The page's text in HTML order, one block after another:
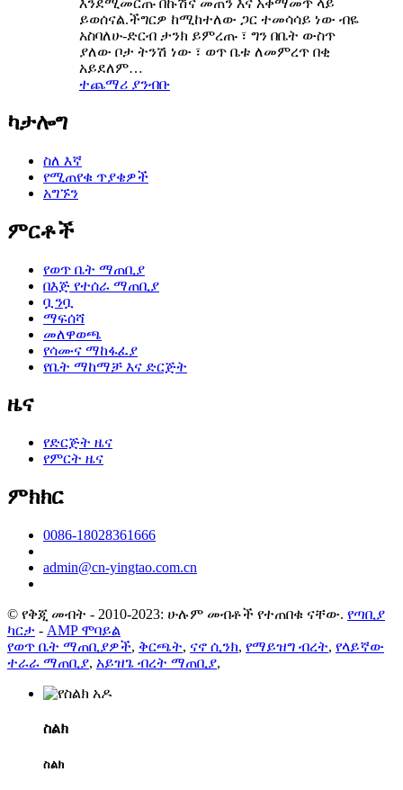
እንደሚመርጡ በኩሽና መጠን እና አቀማመጥ ላይ
ይወሰናል.ችግርዎ ከሚከተለው ጋር ተመሳሳይ ነው ብዬ
አስባለሁ-ድርብ ታንክ ይምረጡ ፣ ግን በቤት ውስጥ
ያለው ቦታ ትንሽ ነው ፣ ወጥ ቤቱ ለመምረጥ በቂ
አይደለም…
ተጨማሪ ያንብቡ
ካታሎግ
ስለ እኛ
የሚጠየቁ ጥያቄዎች
አግኙን
ምርቶች
የወጥ ቤት ማጠቢያ
በእጅ የተሰራ ማጠቢያ
ቧንቧ
ማፍሰሻ
መለዋወጫ
የሳሙና ማከፋፈያ
የቤት ማከማቻ እና ድርጅት
ዜና
የድርጅት ዜና
የምርት ዜና
ምክክር
0086-18028361666
admin@cn-yingtao.com.cn
© የቅጂ መብት - 2010-2023: ሁሉም መብቶች የተጠበቁ ናቸው. የጣቢያ
ካርታ - AMP ሞባይል
የወጥ ቤት ማጠቢያዎች, ቅርጫት, ናኖ ሲንክ, የማይዝግ ብረት, የላይኛው
ተራራ ማጠቢያ, አይዝጌ ብረት ማጠቢያ,
ስልክ
ስልክ